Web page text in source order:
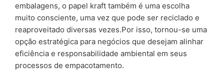
embalagens, o papel kraft também é uma escolha
muito consciente, uma vez que pode ser reciclado e
reaproveitado diversas vezes.Por isso, tornou-se uma
opção estratégica para negócios que desejam alinhar
eficiência e responsabilidade ambiental em seus
processos de empacotamento.